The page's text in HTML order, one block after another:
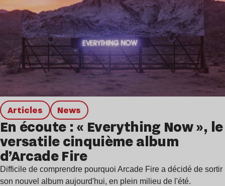
Articles news
En écoute : « Everything Now », le
versatile cinquième album
d’Arcade Fire
Difficile de comprendre pourquoi Arcade Fire a décidé de sortir
son nouvel album aujourd'hui, en plein milieu de l'été.